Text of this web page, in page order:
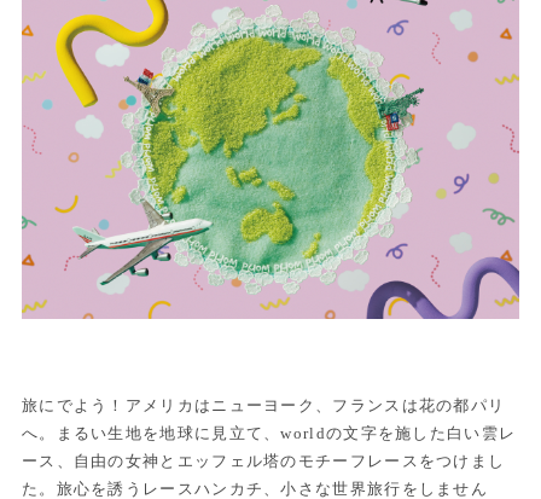
旅にでよう！アメリカはニューヨーク、フランスは花の都パリ
へ。まるい生地を地球に見立て、worldの文字を施した白い雲レ
ース、自由の女神とエッフェル塔のモチーフレースをつけまし
た。旅心を誘うレースハンカチ、小さな世界旅行をしません